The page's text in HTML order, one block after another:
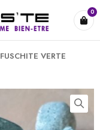
0
FUSCHITE VERTE